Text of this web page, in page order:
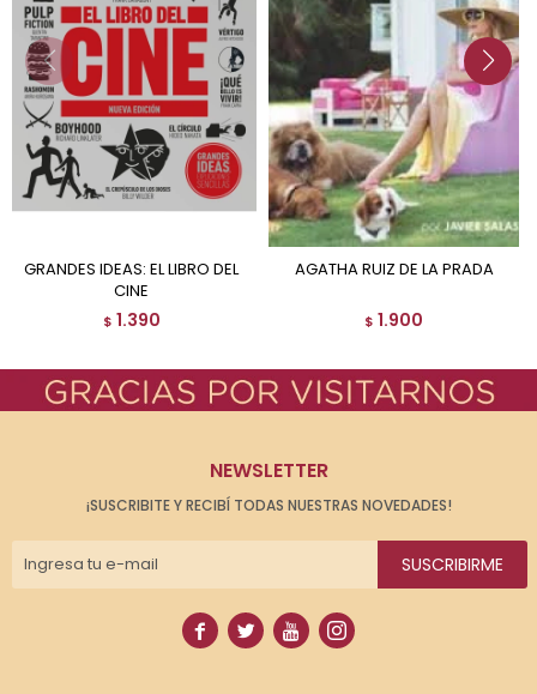
GRANDES IDEAS: EL LIBRO DEL
CINE
$ 1.390
AGATHA RUIZ DE LA PRADA
$ 1.900
NEWSLETTER
¡SUSCRIBITE Y RECIBÍ TODAS NUESTRAS NOVEDADES!
SUSCRIBIRME
   